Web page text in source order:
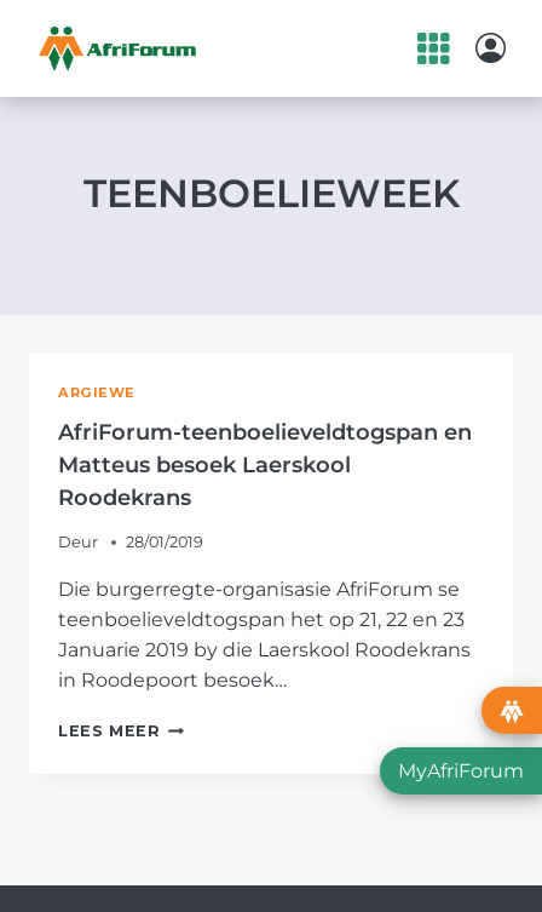
TEENBOELIEWEEK
ARGIEWE
AfriForum-teenboelieveldtogspan en
Matteus besoek Laerskool
Roodekrans
Deur 28/01/2019
Die burgerregte-organisasie AfriForum se
teenboelieveldtogspan het op 21, 22 en 23
Januarie 2019 by die Laerskool Roodekrans
in Roodepoort besoek…
LEES MEER AFRIFORUM-
TEENBOELIEVELDTOGSPAN
MyAfriForum